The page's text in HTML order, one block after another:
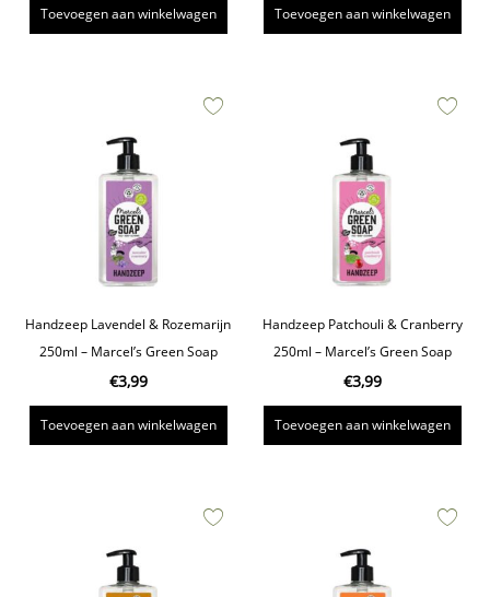
Toevoegen aan winkelwagen Toevoegen aan winkelwagen
Handzeep Lavendel & Rozemarijn
250ml – Marcel’s Green Soap
€3,99
Toevoegen aan winkelwagen
Handzeep Patchouli & Cranberry
250ml – Marcel’s Green Soap
€3,99
Toevoegen aan winkelwagen